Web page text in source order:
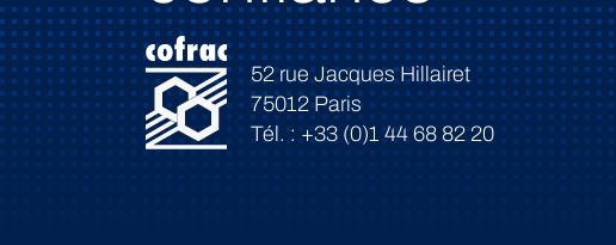
52 rue Jacques Hillairet
75012 Paris
Tél. : +33 (0)1 44 68 82 20